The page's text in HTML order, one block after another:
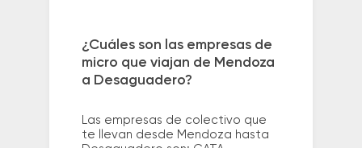
¿Cuáles son las empresas de
micro que viajan de Mendoza
a Desaguadero?
Las empresas de colectivo que
te llevan desde Mendoza hasta